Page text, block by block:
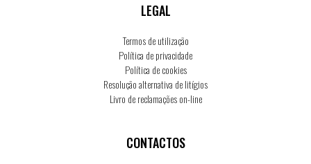
LEGAL
Termos de utilização
Política de privacidade
Política de cookies
Resolução alternativa de litígios
Livro de reclamações on-line
CONTACTOS